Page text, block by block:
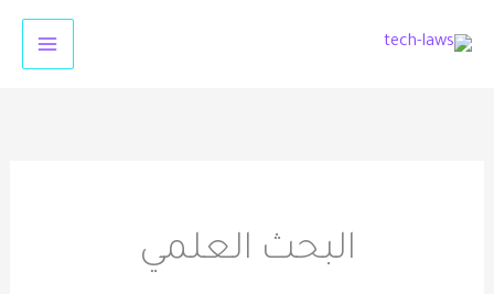
البحث العلمي